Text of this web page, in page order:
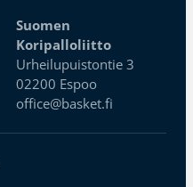
Suomen
Koripalloliitto
Urheilupuistontie 3
02200 Espoo
office@basket.fi